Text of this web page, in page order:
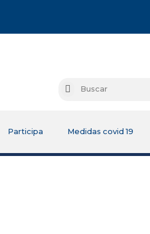
Buscar
Participa Medidas covid 19